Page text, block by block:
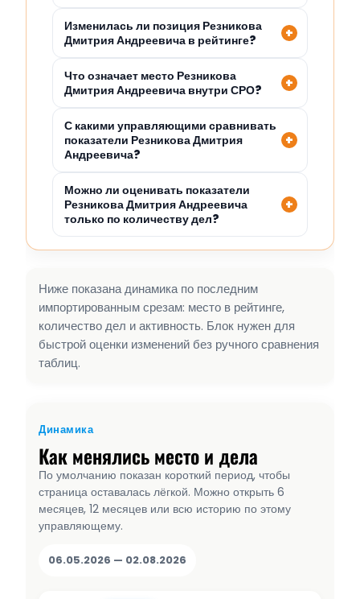
Изменилась ли позиция Резникова
Дмитрия Андреевича в рейтинге?
Что означает место Резникова
Дмитрия Андреевича внутри СРО?
С какими управляющими сравнивать
показатели Резникова Дмитрия
Андреевича?
Можно ли оценивать показатели
Резникова Дмитрия Андреевича
только по количеству дел?
Ниже показана динамика по последним
импортированным срезам: место в рейтинге,
количество дел и активность. Блок нужен для
быстрой оценки изменений без ручного сравнения
таблиц.
Динамика
Как менялись место и дела
По умолчанию показан короткий период, чтобы
страница оставалась лёгкой. Можно открыть 6
месяцев, 12 месяцев или всю историю по этому
управляющему.
06.05.2026 — 02.08.2026